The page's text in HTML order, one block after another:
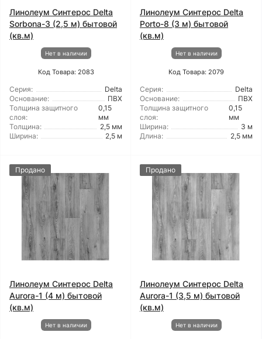
Линолеум Синтерос Delta
Sorbona-3 (2,5 м) бытовой
(кв.м)
Нет в наличии
Код Товара: 2083
Серия:
Delta
Основание:
ПВХ
Толщина защитного
слоя:
0,15
мм
Толщина:
2,5 мм
Ширина:
2,5 м
Линолеум Синтерос Delta
Porto-8 (3 м) бытовой
(кв.м)
Нет в наличии
Код Товара: 2079
Серия:
Delta
Основание:
ПВХ
Толщина защитного
слоя:
0,15
мм
Ширина:
3 м
Длина:
2,5 мм
Продано
Линолеум Синтерос Delta
Aurora-1 (4 м) бытовой
(кв.м)
Нет в наличии
Продано
Линолеум Синтерос Delta
Aurora-1 (3,5 м) бытовой
(кв.м)
Нет в наличии